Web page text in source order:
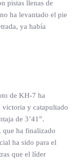
pistas llenas de
ha levantado el pie
ya había
de KH-7 ha
y catapultado
de 3’41”.
que ha finalizado
ha sido para el
que el líder